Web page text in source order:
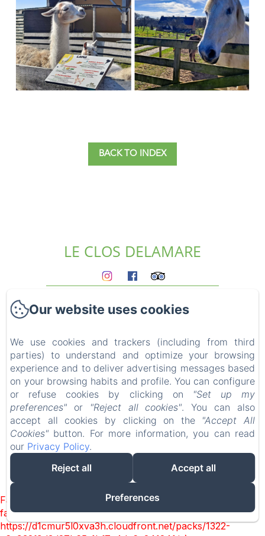
BACK TO INDEX
LE CLOS DELAMARE
The gites
Experiences
Surroundings
Access & contact
Blog
FAQ
Legal notice
Failed to load BookingEngine/index: Loading chunk 1322
failed. (missing:
https://d1cmur5l0xva3h.cloudfront.net/packs/1322-
Our website uses cookies
We use cookies and trackers (including from third
parties) to understand and optimize your browsing
experience and to deliver advertising messages based
on your browsing habits and profile. You can configure
or refuse cookies by clicking on
"Set up my
preferences" or "Reject all cookies". You can also
accept all cookies by clicking on the "Accept All
Cookies" button. For more information, you can read
our Privacy Policy.
Reject all
Accept all
Preferences